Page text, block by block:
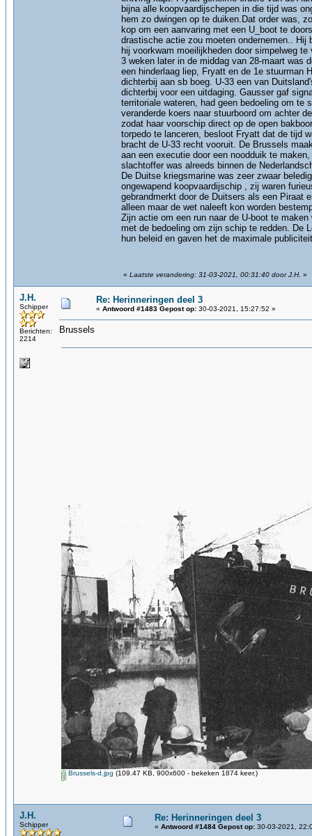
bijna alle koopvaardijschepen in die tijd was
hem zo dwingen op te duiken.Dat order was,
kop om een aanvaring met een U_boot te
drastische actie zou moeten ondernemen.. Hij
hij voorkwam moeilijkheden door simpelweg
3 weken later in de middag van 28-maart was
een hinderlaag liep, Fryatt en de 1e stuurman
dichterbij aan sb boeg. U-33 een van
dichterbij voor een uitdaging. Gausser gaf
territoriale wateren, had geen bedoeling om
veranderde koers naar stuurboord om achter
zodat haar voorschip direct op de open
torpedo te lanceren, besloot Fryatt dat de tijd
bracht de U-33 recht vooruit. De Brussels
aan een executie door een noodduik te
slachtoffer was alreeds binnen de
De Duitse kriegsmarine was zeer zwaar
ongewapend koopvaardijschip , zij waren
gebrandmerkt door de Duitsers als een Piraat
alleen maar de wet naleeft kon worden
Zijn actie om een run naar de U-boot te
met de bedoeling om zijn schip te redden. De
hun beleid en gaven het de maximale
« Laatste verandering: 31-03-2021, 00:31:40 door J.H. »
J.H.
Schipper
Berichten:
2214
Re: Herinneringen deel 3
« Antwoord #1483 Gepost op: 30-03-2021, 15:27:52 »
Brussels
Brussels-d.jpg (109.47 KB, 900x600 - bekeken 1874 keer.)
J.H.
Schipper
Re: Herinneringen deel 3
« Antwoord #1484 Gepost op: 30-03-2021,